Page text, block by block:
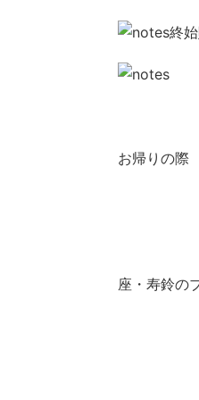
終
お帰りの際
座・寿鈴の